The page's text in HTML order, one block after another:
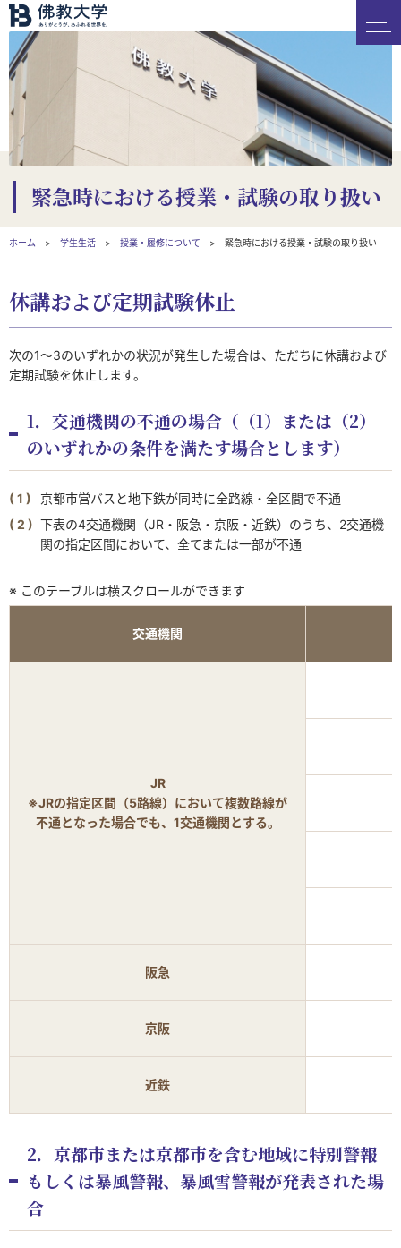
緊急時における授業・試験の取り扱い
ホーム 学生生活 授業・履修について 緊急時における授業・試験の取り扱い
休講および定期試験休止
次の1～3のいずれかの状況が発生した場合は、ただちに休講および
定期試験を休止します。
1．交通機関の不通の場合（（1）または（2）
のいずれかの条件を満たす場合とします）
京都市営バスと地下鉄が同時に全路線・全区間で不通
下表の4交通機関（JR・阪急・京阪・近鉄）のうち、2交通機
関の指定区間において、全てまたは一部が不通
※ このテーブルは横スクロールができます
交通機関
JR
※JRの指定区間（5路線）において複数路線が
不通となった場合でも、1交通機関とする。
阪急
京阪
近鉄
2．京都市または京都市を含む地域に特別警報
もしくは暴風警報、暴風雪警報が発表された場
合